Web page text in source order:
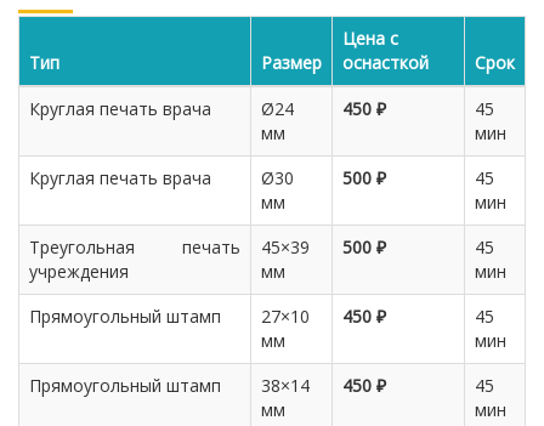
Тип Размер
Цена с
оснасткой
Срок
Круглая печать врача
Ø24
мм
450 ₽
45
мин
Круглая печать врача
Ø30
мм
500 ₽
45
мин
Треугольная печать
учреждения
45×39
мм
500 ₽
45
мин
Прямоугольный штамп
27×10
мм
450 ₽
45
мин
Прямоугольный штамп
38×14
мм
450 ₽
45
мин